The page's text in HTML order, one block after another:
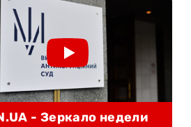
- Зеркало недели